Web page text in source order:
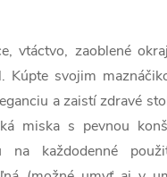
vtáctvo, zaoblené
svojim
a zaistí zdravé
miska s pevnou
každodenné